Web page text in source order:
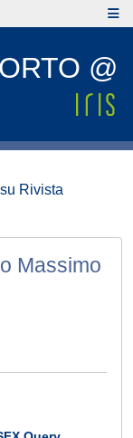
@
Rivista
Massimo